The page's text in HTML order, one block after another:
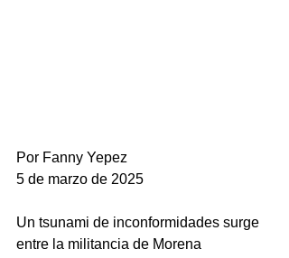
Por Fanny Yepez
5 de marzo de 2025
Un tsunami de inconformidades surge
entre la militancia de Morena